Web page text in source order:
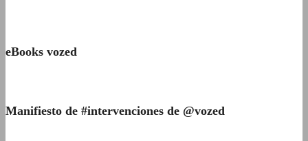
eBooks vozed
Manifiesto de #intervenciones de @vozed